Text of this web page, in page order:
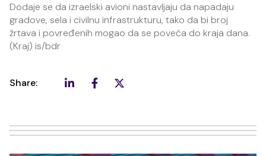
Dodaje se da izraelski avioni nastavljaju da napadaju
gradove, sela i civilnu infrastrukturu, tako da bi broj
žrtava i povređenih mogao da se poveća do kraja dana.
(Kraj) is/bdr
Share: